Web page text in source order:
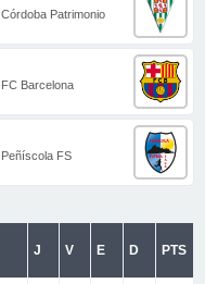
Córdoba Patrimonio
FC Barcelona
Peñíscola FS
J V E D PTS